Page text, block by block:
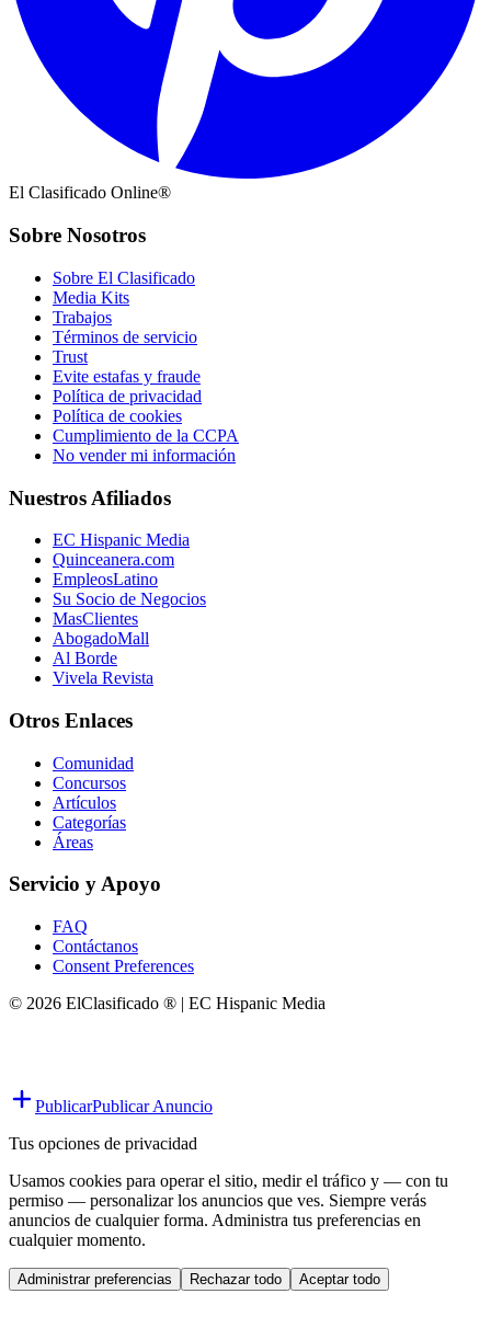
El Clasificado Online®
Sobre Nosotros
Sobre El Clasificado
Media Kits
Trabajos
Términos de servicio
Trust
Evite estafas y fraude
Política de privacidad
Política de cookies
Cumplimiento de la CCPA
No vender mi información
Nuestros Afiliados
EC Hispanic Media
Quinceanera.com
EmpleosLatino
Su Socio de Negocios
MasClientes
AbogadoMall
Al Borde
Vivela Revista
Otros Enlaces
Comunidad
Concursos
Artículos
Categorías
Áreas
Servicio y Apoyo
FAQ
Contáctanos
Consent Preferences
© 2026 ElClasificado ® | EC Hispanic Media
PublicarPublicar Anuncio
Tus opciones de privacidad
Usamos cookies para operar el sitio, medir el tráfico y — con tu
permiso — personalizar los anuncios que ves. Siempre verás
anuncios de cualquier forma. Administra tus preferencias en
cualquier momento.
Administrar preferencias Rechazar todo Aceptar todo